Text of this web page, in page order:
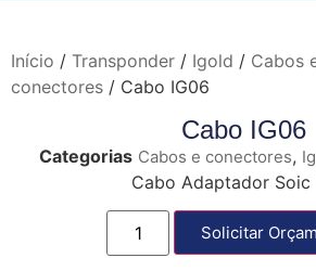
Início / Transponder / Igold / Cabos
conectores / Cabo IG06
Cabo IG06
Categorias Cabos e conectores,
Cabo Adaptador Soic
Solicitar